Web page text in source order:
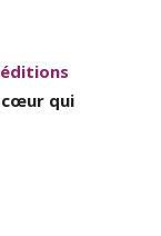
cœur qui